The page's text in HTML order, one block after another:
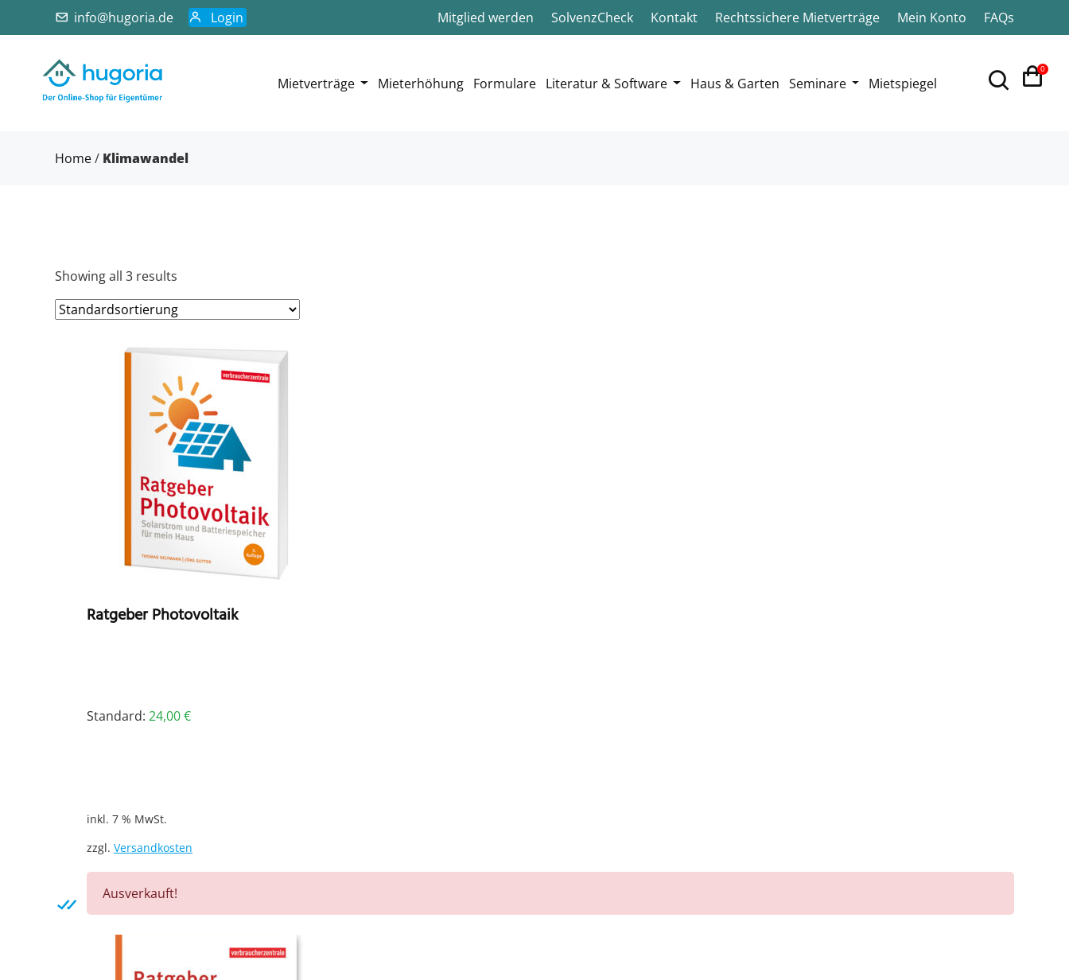
info@hugoria.de Login Mitglied werden SolvenzCheck Kontakt Rechtssichere Mietverträge Mein Konto FAQs
Mietverträge Mieterhöhung Formulare Literatur & Software Haus & Garten Seminare Mietspiegel
0
Home/ Klimawandel
Showing all 3 results
Ratgeber Photovoltaik
Standard: 24,00€
inkl. 7 % MwSt.
zzgl. Versandkosten
Ausverkauft!